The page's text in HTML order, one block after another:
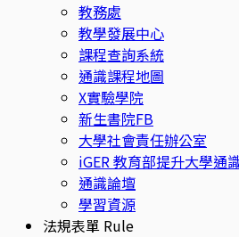
教務處
教學發展中心
課程查詢系統
通識課程地圖
X實驗學院
新生書院FB
大學社會責任辦公室
iGER 教育部提升大學通
通識論壇
學習資源
法規表單 Rule